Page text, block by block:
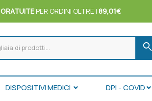
GRATUITEPER ORDINI OLTRE I 89,01€
DISPOSITIVI MEDICI DPI - COVID